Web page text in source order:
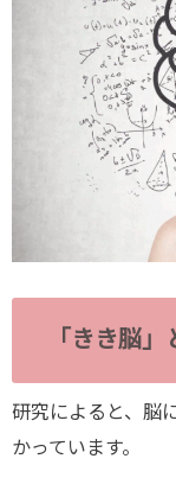
「きき脳」
研究によると、脳
かっています。